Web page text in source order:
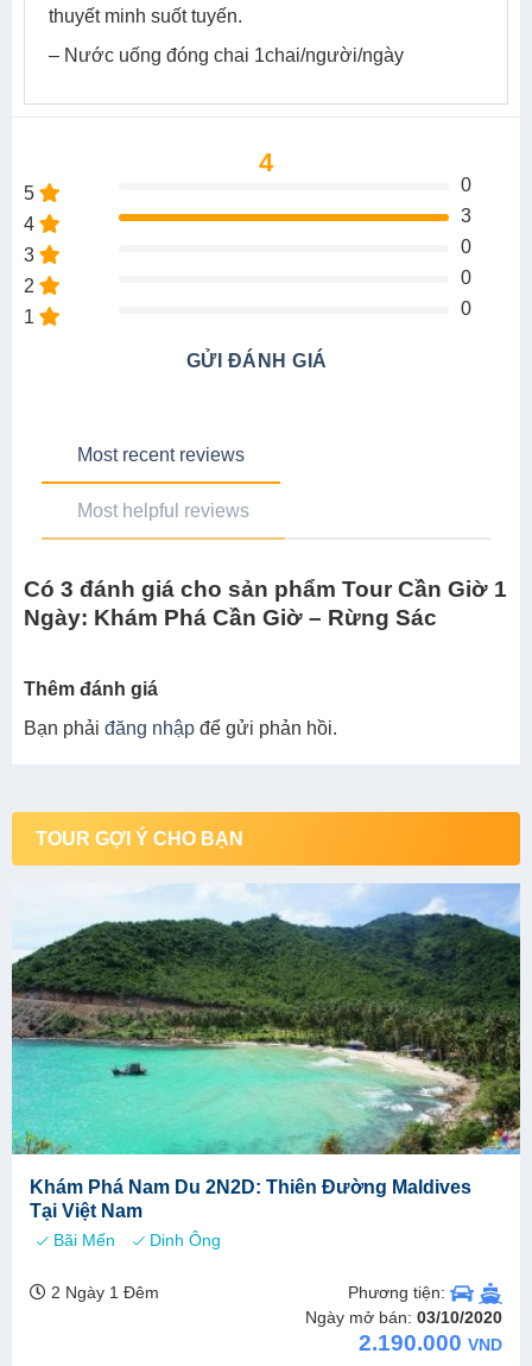
thuyết minh suốt tuyến.
– Nước uống đóng chai 1chai/người/ngày
4
5
0
4
3
3
0
2
0
1
0
GỬI ĐÁNH GIÁ
Most recent reviews
Most helpful reviews
Có 3 đánh giá cho sản phẩm Tour Cần Giờ 1
Ngày: Khám Phá Cần Giờ – Rừng Sác
Thêm đánh giá
Bạn phải đăng nhập để gửi phản hồi.
TOUR GỢI Ý CHO BẠN
Khám Phá Nam Du 2N2D: Thiên Đường Maldives
Tại Việt Nam
Bãi Mến Dinh Ông
2 Ngày 1 Đêm
Phương tiện:
Ngày mở bán:03/10/2020
2.190.000VND